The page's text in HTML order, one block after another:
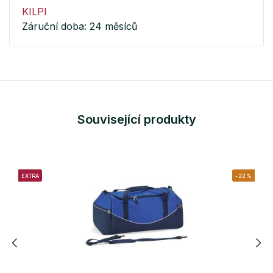
KILPI
Záruční doba: 24 měsíců
Související produkty
EXTRA -22%